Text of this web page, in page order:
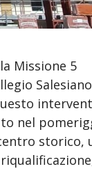
Missione 5
Salesiano
nel
storico,